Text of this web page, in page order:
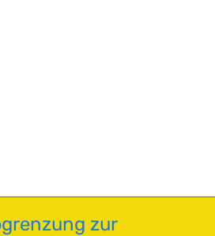
erhöhen oder zu
zur